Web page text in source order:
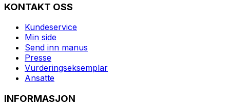
KONTAKT OSS
Kundeservice
Min side
Send inn manus
Presse
Vurderingseksemplar
Ansatte
INFORMASJON